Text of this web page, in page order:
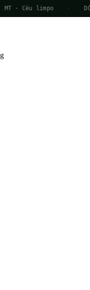
· Céu limpo ·